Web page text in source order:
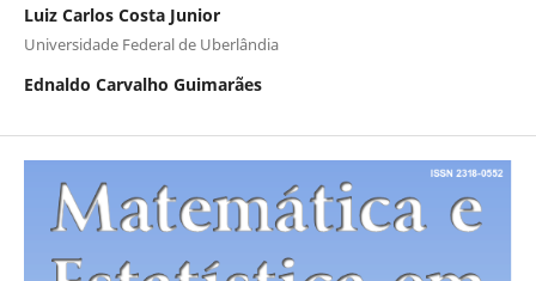
Luiz Carlos Costa Junior
Universidade Federal de Uberlândia
Ednaldo Carvalho Guimarães